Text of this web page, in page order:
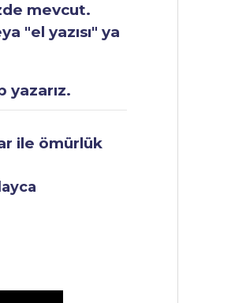
mevcut.
"el yazısı" ya
yazarız.
ile ömürlük